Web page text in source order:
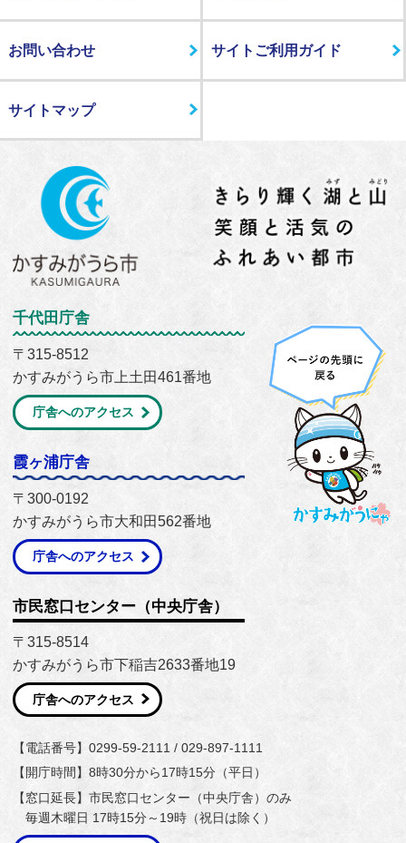
お問い合わせ サイトご利用ガイド
サイトマップ
千代田庁舎
〒315-8512
かすみがうら市上土田461番地
庁舎へのアクセス
霞ヶ浦庁舎
〒300-0192
かすみがうら市大和田562番地
庁舎へのアクセス
市民窓口センター（中央庁舎）
〒315-8514
かすみがうら市下稲吉2633番地19
庁舎へのアクセス
【電話番号】0299-59-2111 / 029-897-1111
【開庁時間】8時30分から17時15分（平日）
【窓口延長】市民窓口センター（中央庁舎）のみ
毎週木曜日 17時15分～19時（祝日は除く）